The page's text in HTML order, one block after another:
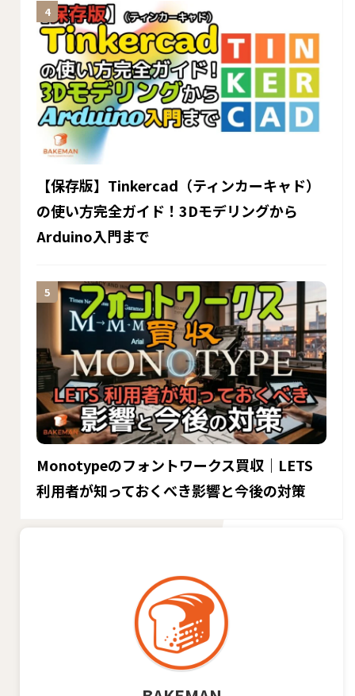
【保存版】Tinkercad（ティンカーキャド）
の使い方完全ガイド！3Dモデリングから
Arduino入門まで
Monotypeのフォントワークス買収｜LETS
利用者が知っておくべき影響と今後の対策